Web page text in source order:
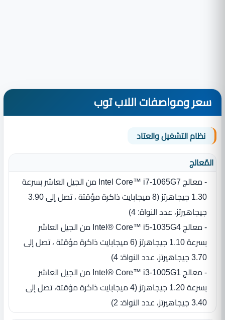
سعر ومواصفات اللاب توب
نظام التشغيل والعتاد
المٌعالج
- معالج Intel Core™ i7-1065G7 من الجيل العاشر بسرعة
1.30 جيجاهرتز ‏(‏8 ميجابايت ذاكرة مؤقتة ، تصل إلى 3.90
جيجاهيرتز، عدد النواة‏:‏ 4‏)‏
- معالج Intel® Core™ i5-1035G4 من الجيل العاشر
بسرعة 1.10 جيجاهرتز ‏(‏6 ميجابايت ذاكرة مؤقتة ، تصل إلى
3.70 جيجاهيرتز، عدد النواة‏:‏ 4‏)‏
- معالج Intel® Core™ i3-1005G1 من الجيل العاشر
بسرعة 1.20 جيجاهرتز ‏(‏4 ميجابايت ذاكرة مؤقتة، تصل إلى
3.40 جيجاهيرتز، عدد النواة‏:‏ 2‏)‏